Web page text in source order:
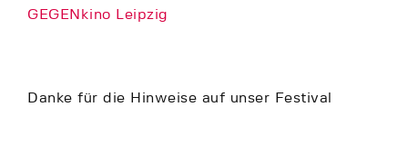
GEGENkino Leipzig
Danke für die Hinweise auf unser Festival